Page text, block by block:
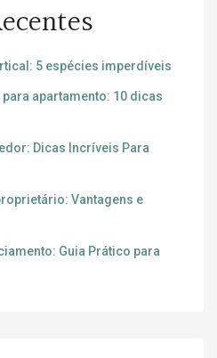
5 espécies imperdíveis
apartamento: 10 dicas
Dicas Incríveis Para
Vantagens e
Guia Prático para